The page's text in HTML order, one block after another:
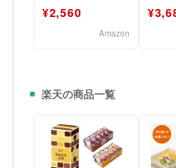
ケーキ・チョコブラ
¥2,560
Amazon
ラン
楽天の商品一覧